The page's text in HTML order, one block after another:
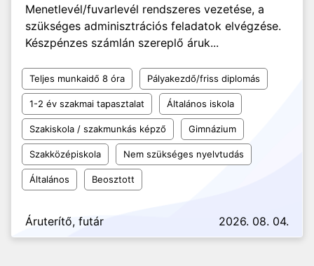
Menetlevél/fuvarlevél rendszeres vezetése, a
szükséges adminisztrációs feladatok elvégzése.
Készpénzes számlán szereplő áruk...
Teljes munkaidő 8 óra Pályakezdő/friss diplomás
1-2 év szakmai tapasztalat Általános iskola
Szakiskola / szakmunkás képző Gimnázium
Szakközépiskola Nem szükséges nyelvtudás
Általános Beosztott
Áruterítő, futár 2026. 08. 04.